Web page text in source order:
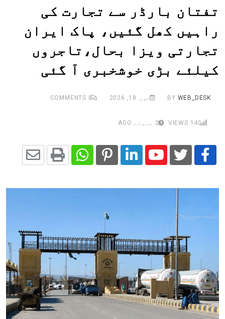
تفتان بارڈر سے تجارت کی
راہیں کھل گئیں، پاک ایران
تجارتی ویزا بحال،تاجروں
کیلئے بڑی خوشخبری آ گئی
BY WEB_DESK جون 18, 2026 0
140 2 مہینے AGO
Youtube
LinkedIn
Pinterest
Whatsapp
Print
via